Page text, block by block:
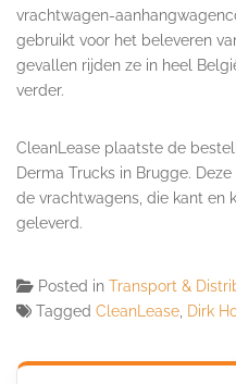
vrachtwagen-
gebruikt voor het beleveren
gevallen rijden ze in heel
verder.
CleanLease plaatste de
Derma Trucks in Brugge.
de vrachtwagens, die kant en
geleverd.
Posted in Transport &
Tagged CleanLease Dirk